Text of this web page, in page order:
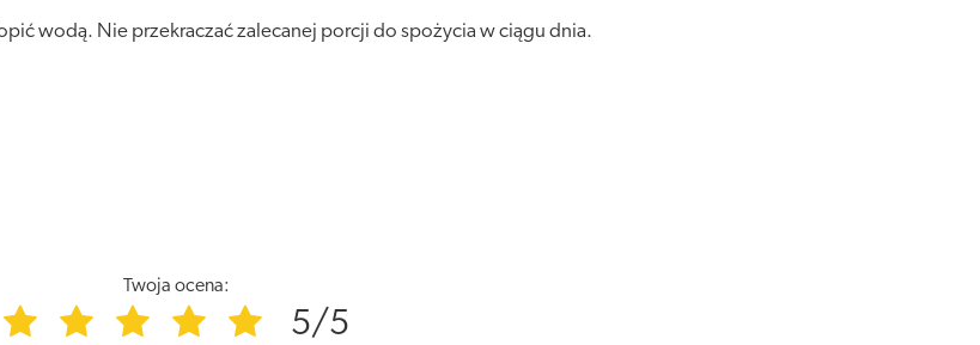
wodą. Nie przekraczać zalecanej porcji do spożycia w ciągu dnia.
Twoja ocena:
5/5